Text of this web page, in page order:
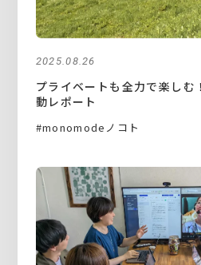
2025.08.26
プライベートも全力で楽し
動レポート
#monomodeノコト